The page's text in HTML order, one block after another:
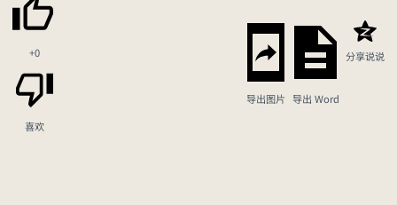
+0
喜欢
导出图片 导出 Word
分享说说